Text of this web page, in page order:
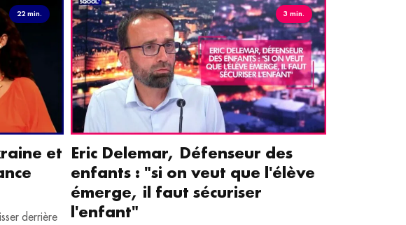
22 min.
et
derrière
3 min.
Eric Delemar, Défenseur des
enfants : "si on veut que l'élève
émerge, il faut sécuriser
l'enfant"